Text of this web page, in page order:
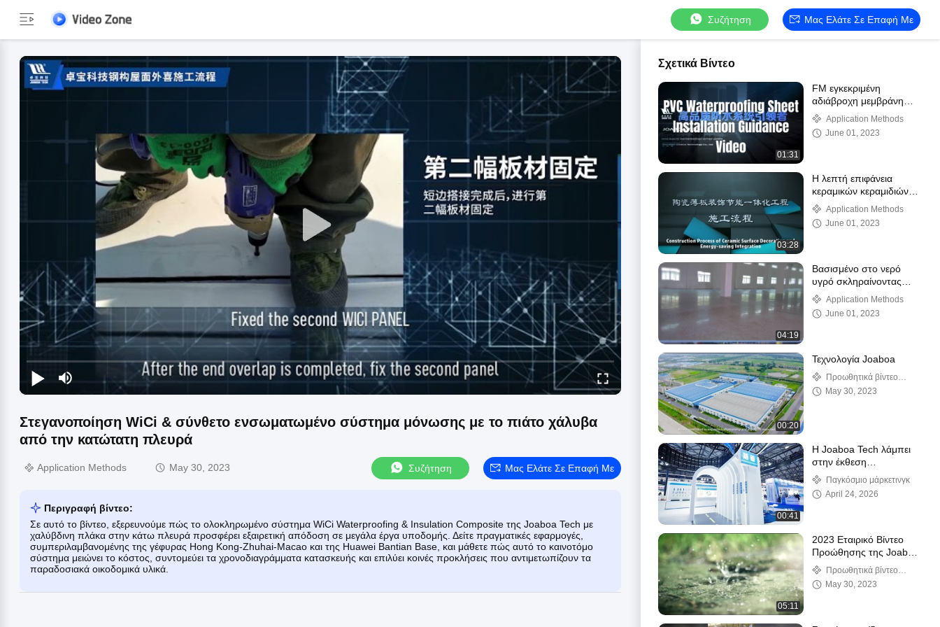
Συζήτηση Μας Ελάτε Σε Επαφή Με
Στεγανοποίηση WiCi & σύνθετο ενσωματωμένο σύστημα μόνωσης με το πιάτο χάλυβα
από την κατώτατη πλευρά
Application Methods May 30, 2023 Συζήτηση Μας Ελάτε Σε Επαφή Με
Περιγραφή βίντεο:
Σε αυτό το βίντεο, εξερευνούμε πώς το ολοκληρωμένο σύστημα WiCi Waterproofing & Insulation Composite της Joaboa Tech με
χαλύβδινη πλάκα στην κάτω πλευρά προσφέρει εξαιρετική απόδοση σε μεγάλα έργα υποδομής. Δείτε πραγματικές εφαρμογές,
συμπεριλαμβανομένης της γέφυρας Hong Kong-Zhuhai-Macao και της Huawei Bantian Base, και μάθετε πώς αυτό το καινοτόμο
σύστημα μειώνει το κόστος, συντομεύει τα χρονοδιαγράμματα κατασκευής και επιλύει κοινές προκλήσεις που αντιμετωπίζουν τα
παραδοσιακά οικοδομικά υλικά.
Σχετικά Βίντεο
01:31
FM εγκεκριμένη
αδιάβροχη μεμβράνη
PVC Bondsure™
Application Methods
June 01, 2023
03:28
Η λεπτή επιφάνεια
κεραμικών κεραμιδιών
κάλυψε το διακοσμητικό
& ενσωματωμένο
εξοικονόμηση ενέργειας
Application Methods
June 01, 2023
04:19
Βασισμένο στο νερό
υγρό σκληραίνοντας
σύστημα πατωμάτων
Application Methods
June 01, 2023
00:20
Τεχνολογία Joaboa
Προωθητικά βίντεο
επιχείρησης
May 30, 2023
00:41
Η Joaboa Tech λάμπει
στην έκθεση
στεγανοποίησης της
Κίνας 2025!
Παγκόσμιο μάρκετινγκ
April 24, 2026
05:11
2023 Εταιρικό Βίντεο
Προώθησης της Joaboa
TechΠροωθητικά βίντεο
επιχείρησης
May 30, 2023